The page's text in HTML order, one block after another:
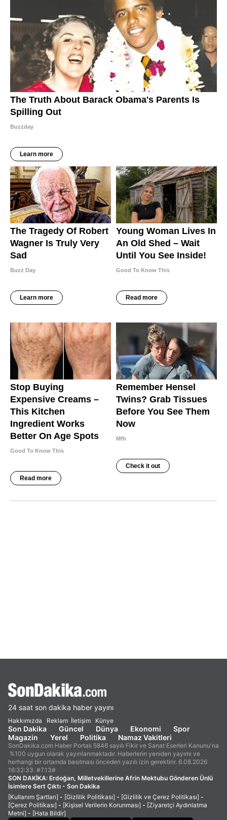
24 saat son dakika haber yayını
Hakkımızda Reklam İletişim Künye
Son Dakika Güncel Dünya Ekonomi
Spor
Magazin
Yerel Politika Namaz Vakitleri
SonDakika.com Haber Portalı 5846 sayılı Fikir ve Sanat Eserleri Kanunu'na
%100 uygun olarak yayınlanmaktadır. Haberlerin yeniden yayımı ve
herhangi bir ortamda basılması önceden yazılı izin gerektirir. 6.08.2026
16:32:33. #7.13#
SON DAKİKA: Erdoğan, Milletvekillerine Afrin Mektubu Gönderen Ünlü
İsimlere Sert Çıktı - Son Dakika
[Kullanım Şartları] - [Gizlilik Politikası] - [Gizlilik ve Çerez Politikası] -
[Çerez Politikası] - [Kişisel Verilerin Korunması] - [Ziyaretçi Aydınlatma
Metni] - [Hata Bildir]